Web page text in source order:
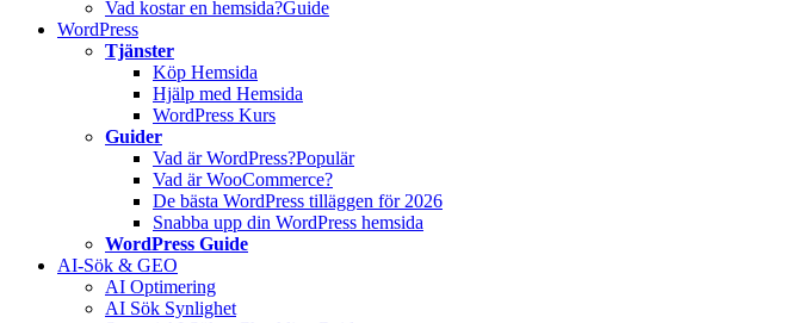
Vad kostar en hemsida?Guide
WordPress
Tjänster
Köp Hemsida
Hjälp med Hemsida
WordPress Kurs
Guider
Vad är WordPress?Populär
Vad är WooCommerce?
De bästa WordPress tilläggen för 2026
Snabba upp din WordPress hemsida
WordPress Guide
AI-Sök & GEO
AI Optimering
AI Sök Synlighet